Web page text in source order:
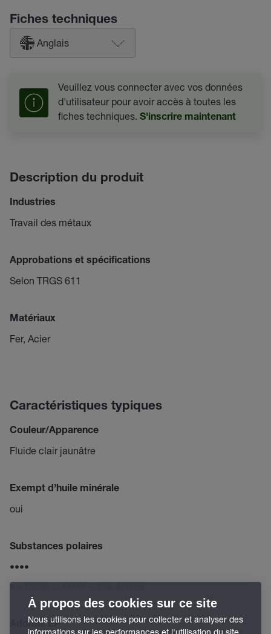
Fiches techniques
Anglais
Veuillez vous connecter avec vos données
d'utilisateur pour avoir accès à toutes les
fiches techniques. S'inscrire maintenant
Description du produit
Industries
Travail des métaux
Approbations et spécifications
Selon TRGS 611
Matériaux
Fer, Acier
Caractéristiques typiques
Couleur/Apparence
Fluide clair jaunâtre
Exempt d’huile minérale
oui
Substances polaires
••••
• = faible ... ••••• = très élevée
Additifs EP
À propos des cookies sur ce site
Nous utilisons les cookies pour collecter et analyser des
informations sur les performances et l'utilisation du site,